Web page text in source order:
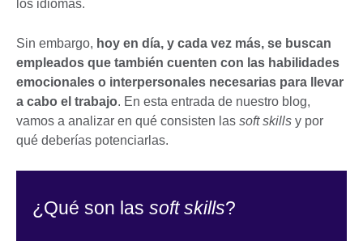
los idiomas.
Sin embargo, hoy en día, y cada vez más, se buscan
empleados que también cuenten con las habilidades
emocionales o interpersonales necesarias para llevar
a cabo el trabajo. En esta entrada de nuestro blog,
vamos a analizar en qué consisten las soft skills y por
qué deberías potenciarlas.
¿Qué son las soft skills?